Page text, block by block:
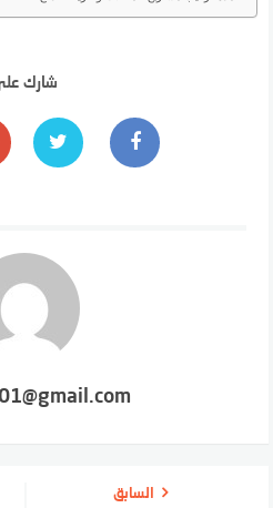
شارك
السابق